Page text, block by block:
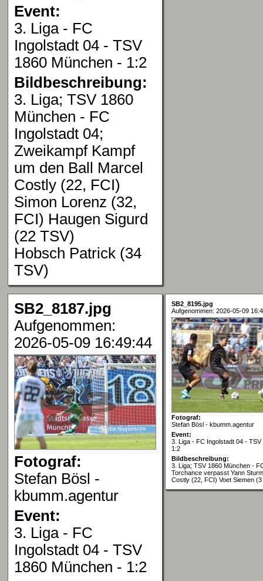
Event:
3. Liga - FC
Ingolstadt 04 - TSV
1860 München - 1:2
Bildbeschreibung:
3. Liga; TSV 1860
München - FC
Ingolstadt 04;
Zweikampf Kampf
um den Ball Marcel
Costly (22, FCI)
Simon Lorenz (32,
FCI) Haugen Sigurd
(22 TSV)
Hobsch Patrick (34
TSV)
SB2_8187.jpg
Aufgenommen:
2026-05-09 16:49:44
Fotograf:
Stefan Bösl -
kbumm.agentur
Event:
3. Liga - FC
Ingolstadt 04 - TSV
1860 München - 1:2
SB2_8195.jpg
Aufgenommen: 2026-05-09
Fotograf:
Stefan Bösl - kbumm.agentur
Event:
3. Liga - FC Ingolstadt 04 -
1:2
Bildbeschreibung:
3. Liga; TSV 1860 München -
Torchance verpasst Yann
Costly (22, FCI) Voet Siemen